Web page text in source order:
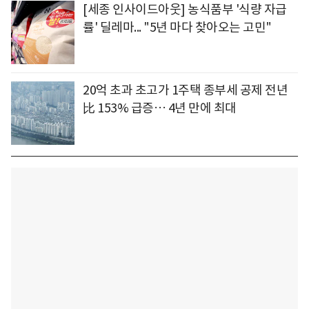
[세종 인사이드아웃] 농식품부 '식량 자급
률' 딜레마... "5년 마다 찾아오는 고민"
20억 초과 초고가 1주택 종부세 공제 전년
比 153% 급증… 4년 만에 최대